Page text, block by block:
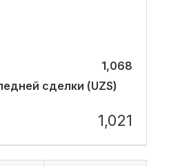
1,068
сделки (UZS)
1,021